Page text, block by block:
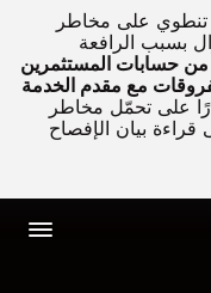
تنطوي على مخاطر
بسبب الرافعة
وتجدر الإشارة إلى أن %79.75 من حسابات المستثمرين
مع مقدم الخدمة
على تحمّل مخاطر
بيان الإفصاح